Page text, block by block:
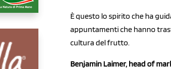
È questo lo spirito che ha
appuntamenti che hanno
cultura del frutto.
Benjamin Laimer, head of